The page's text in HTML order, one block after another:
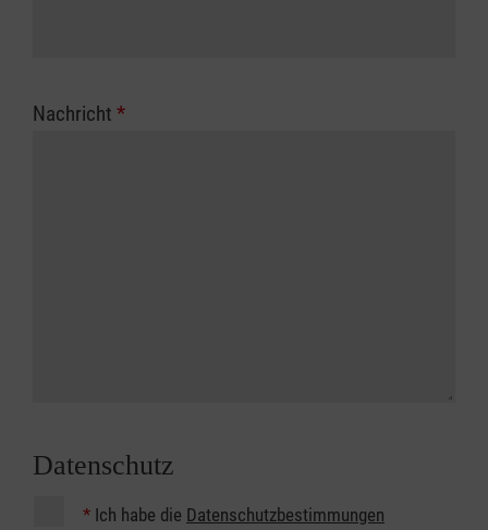
Nachricht *
Datenschutz
* Ich habe die Datenschutzbestimmungen